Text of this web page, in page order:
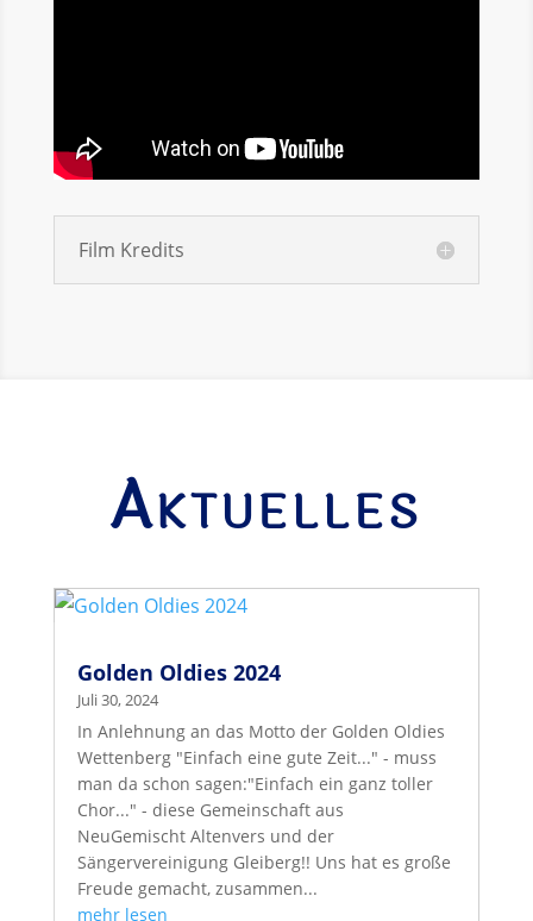
Film Kredits
Aktuelles
Golden Oldies 2024
Juli 30, 2024
In Anlehnung an das Motto der Golden Oldies
Wettenberg "Einfach eine gute Zeit..." - muss
man da schon sagen:"Einfach ein ganz toller
Chor..." - diese Gemeinschaft aus
NeuGemischt Altenvers und der
Sängervereinigung Gleiberg!! Uns hat es große
Freude gemacht, zusammen...
mehr lesen